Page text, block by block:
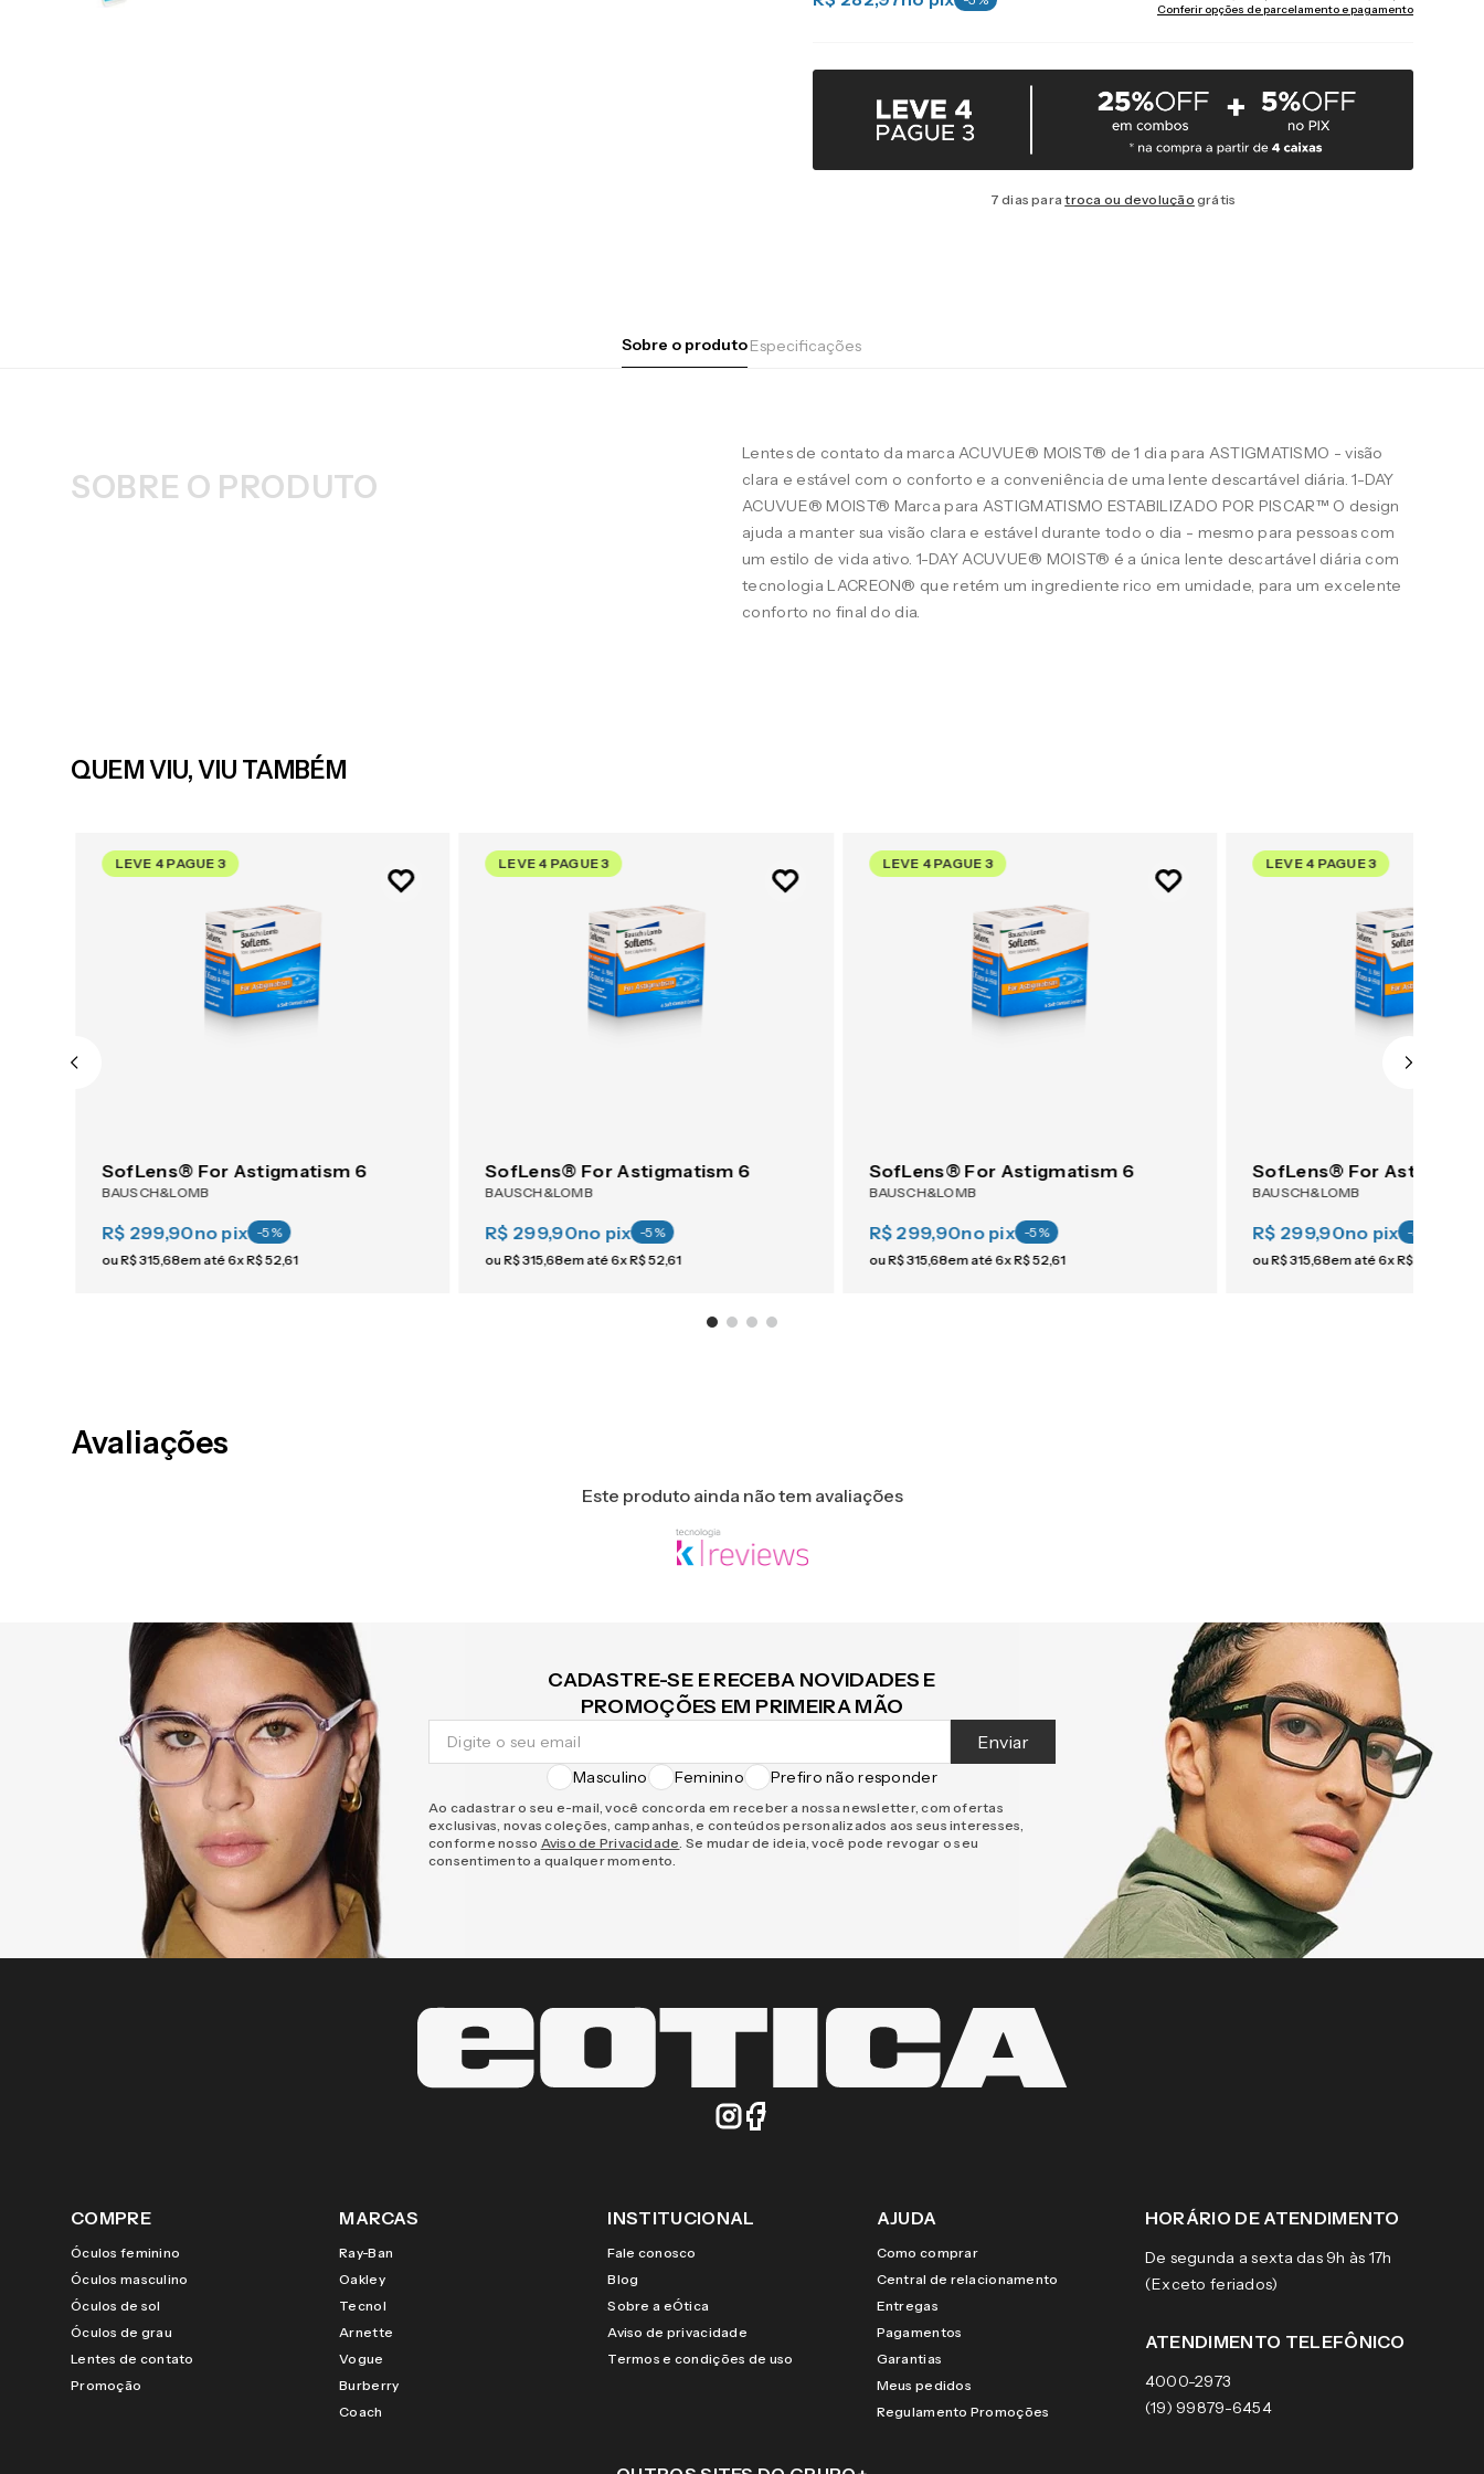
Conferir opções de parcelamento e pagamento
7 dias paratroca ou devolução grátis
Sobre o produtoEspecificações
SOBRE O PRODUTO
Lentes de contato da marca ACUVUE® MOIST® de 1 dia para ASTIGMATISMO - visão
clara e estável com o conforto e a conveniência de uma lente descartável diária. 1-DAY
ACUVUE® MOIST® Marca para ASTIGMATISMO ESTABILIZADO POR PISCAR™ O design
ajuda a manter sua visão clara e estável durante todo o dia - mesmo para pessoas com
um estilo de vida ativo. 1-DAY ACUVUE® MOIST® é a única lente descartável diária com
tecnologia LACREON® que retém um ingrediente rico em umidade, para um excelente
conforto no final do dia.
QUEM VIU, VIU TAMBÉM
LEVE 4 PAGUE 3
SofLens® For Astigmatism 6
BAUSCH&LOMB
R$ 299,90no pix -5%
ouR$315,68em até6xR$52,61
LEVE 4 PAGUE 3
SofLens® For Astigmatism 6
BAUSCH&LOMB
R$ 299,90no pix -5%
ouR$315,68em até6xR$52,61
LEVE 4 PAGUE 3
SofLens® For Astigmatism 6
BAUSCH&LOMB
R$ 299,90no pix -5%
ouR$315,68em até6xR$52,61
LEVE 4 PAGUE 3
SofLens® For
BAUSCH&LOMB
R$ 299,90no pix -5
ouR$315,68em até6xR$
Avaliações
Este produto ainda não tem avaliações
CADASTRE-SE E RECEBA NOVIDADES E
PROMOÇÕES EM PRIMEIRA MÃO
Enviar
Masculino Feminino Prefiro não responder
Ao cadastrar o seu e-mail, você concorda em receber a nossa newsletter, com ofertas
exclusivas, novas coleções, campanhas, e conteúdos personalizados aos seus interesses,
conforme nosso Aviso de Privacidade. Se mudar de ideia, você pode revogar o seu
consentimento a qualquer momento.
COMPRE
Óculos feminino
Óculos masculino
Óculos de sol
Óculos de grau
Lentes de contato
Promoção
MARCAS
Ray-Ban
Oakley
Tecnol
Arnette
Vogue
Burberry
Coach
INSTITUCIONAL
Fale conosco
Blog
Sobre a eÓtica
Aviso de privacidade
Termos e condições de uso
AJUDA
Como comprar
Central de relacionamento
Entregas
Pagamentos
Garantias
Meus pedidos
Regulamento Promoções
HORÁRIO DE ATENDIMENTO
De segunda a sexta das 9h às 17h
(Exceto feriados)
ATENDIMENTO TELEFÔNICO
4000-2973
(19) 99879-6454